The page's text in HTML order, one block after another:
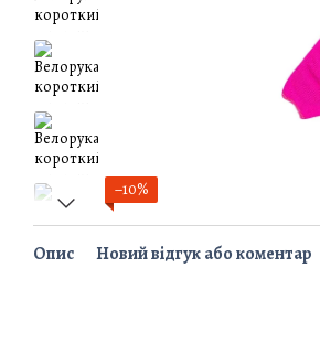
−10%
Опис Новий відгук або коментар